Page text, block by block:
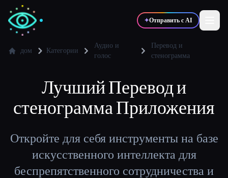
✦Отправить с AI
💻Разработчики 📈 Маркетологи
🎓Студенты 🎬Креаторы
дом Категории
Аудио и
голос
Перевод и
стенограмма
ЛучшийПеревод и
стенограммаПриложения
Откройте для себя инструменты на базе
искусственного интеллекта для
беспрепятственного сотрудничества и